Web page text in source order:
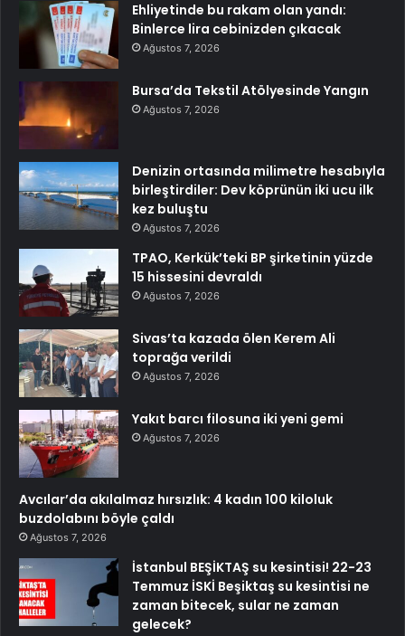
Ehliyetinde bu rakam olan yandı:
Binlerce lira cebinizden çıkacak
Ağustos 7, 2026
Bursa’da Tekstil Atölyesinde Yangın
Ağustos 7, 2026
Denizin ortasında milimetre hesabıyla
birleştirdiler: Dev köprünün iki ucu ilk
kez buluştu
Ağustos 7, 2026
TPAO, Kerkük’teki BP şirketinin yüzde
15 hissesini devraldı
Ağustos 7, 2026
Sivas’ta kazada ölen Kerem Ali
toprağa verildi
Ağustos 7, 2026
Yakıt barcı filosuna iki yeni gemi
Ağustos 7, 2026
Avcılar’da akılalmaz hırsızlık: 4 kadın 100 kiloluk
buzdolabını böyle çaldı
Ağustos 7, 2026
İstanbul BEŞİKTAŞ su kesintisi! 22-23
Temmuz İSKİ Beşiktaş su kesintisi ne
zaman bitecek, sular ne zaman
gelecek?